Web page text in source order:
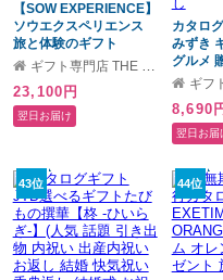
【SOW EXPERIENCE】
ソウエクスペリエンス
旅と体験のギフト
（RED） 誕生日 結婚祝
結婚記念日 チケットギ
フト プレゼント ギフト
父の日 2026 プレゼント
ギフト専門店 THE WOW
23,100円
翌日お届け
カタロ
みずき
グルメ
祝い 出
婚 新築
学内祝
ギフト
返し
ギフト
8,690
翌日お届
43位 44位